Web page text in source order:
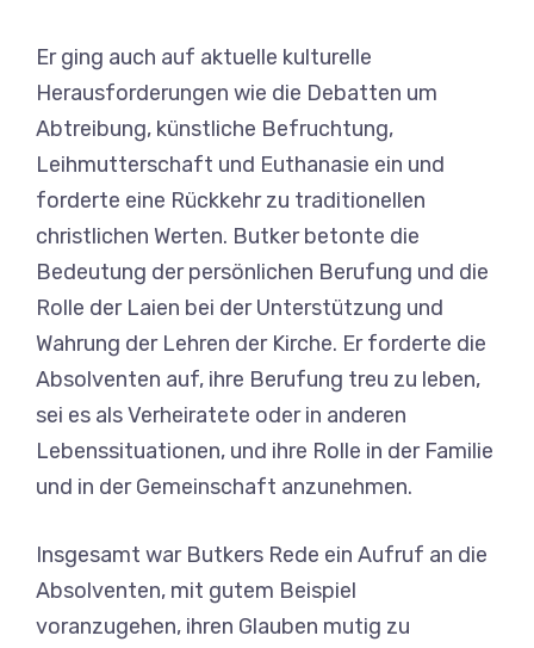
Er ging auch auf aktuelle kulturelle
Herausforderungen wie die Debatten um
Abtreibung, künstliche Befruchtung,
Leihmutterschaft und Euthanasie ein und
forderte eine Rückkehr zu traditionellen
christlichen Werten. Butker betonte die
Bedeutung der persönlichen Berufung und die
Rolle der Laien bei der Unterstützung und
Wahrung der Lehren der Kirche. Er forderte die
Absolventen auf, ihre Berufung treu zu leben,
sei es als Verheiratete oder in anderen
Lebenssituationen, und ihre Rolle in der Familie
und in der Gemeinschaft anzunehmen.
Insgesamt war Butkers Rede ein Aufruf an die
Absolventen, mit gutem Beispiel
voranzugehen, ihren Glauben mutig zu